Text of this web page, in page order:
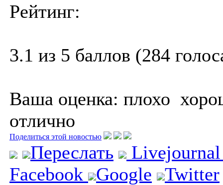
Рейтинг:
3.1 из 5 баллов (284
Ваша оценка: плохо
отлично
Поделиться этой новостью
Переслать
Facebook
Google Twitter